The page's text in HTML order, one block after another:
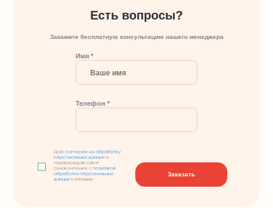
Есть вопросы?
Закажите бесплатную консультацию нашего менеджера
Имя *
Телефон *
Даюсогласие на обработку
персональных данных и
подтверждаю свое
ознакомление сполитикой
обработки персональных
данных компании
Заказать